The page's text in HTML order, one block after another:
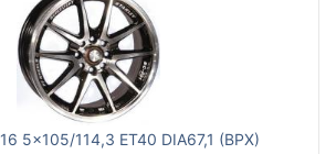
5x105/114,3 ET40 DIA67,1 (BPX)